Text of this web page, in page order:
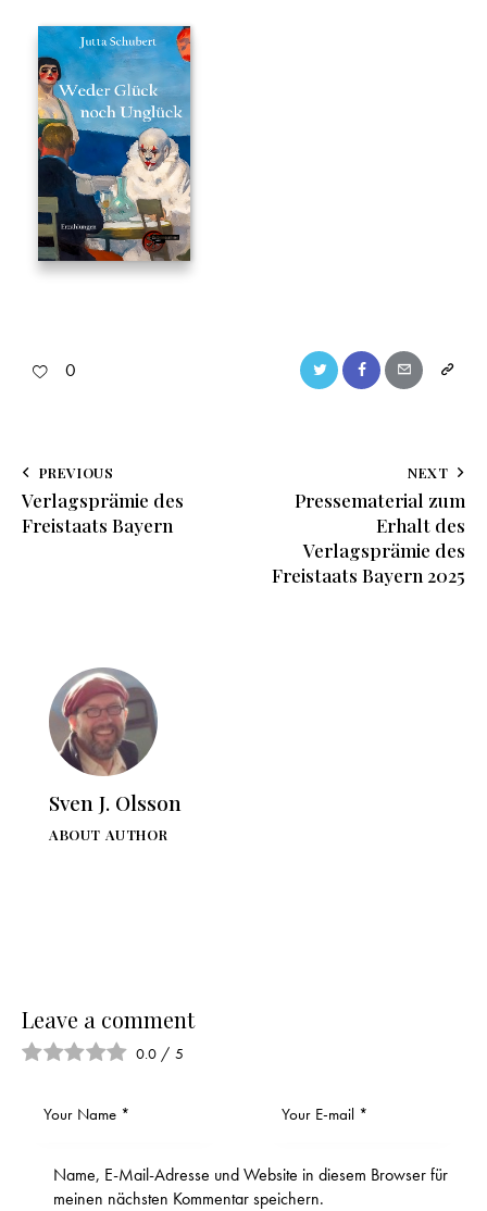
0
PREVIOUS
Verlagsprämie des
Freistaats Bayern
NEXT
Pressematerial zum
Erhalt des
Verlagsprämie des
Freistaats Bayern 2025
Sven J. Olsson
ABOUT AUTHOR
Leave a comment
0.0 / 5
Name, E-Mail-Adresse und Website in diesem Browser für
meinen nächsten Kommentar speichern.